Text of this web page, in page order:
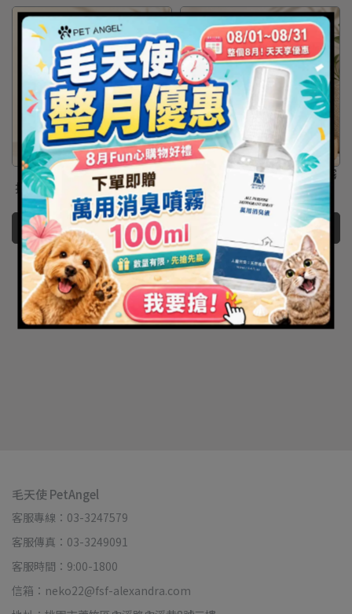
【毛天使】天然植萃寵物皮膚
抗菌噴劑 150ml｜狗狗專用款
NT$418NT$439
加入購物車
【毛天使】寵物口腔護理噴霧
40ML｜犬貓通用 減少口腔異
味
NT$238NT$250
毛天使 PetAngel
客服專線：03-3247579
客服傳真：03-3249091
客服時間：9:00-1800
信箱：neko22@fsf-alexandra.com